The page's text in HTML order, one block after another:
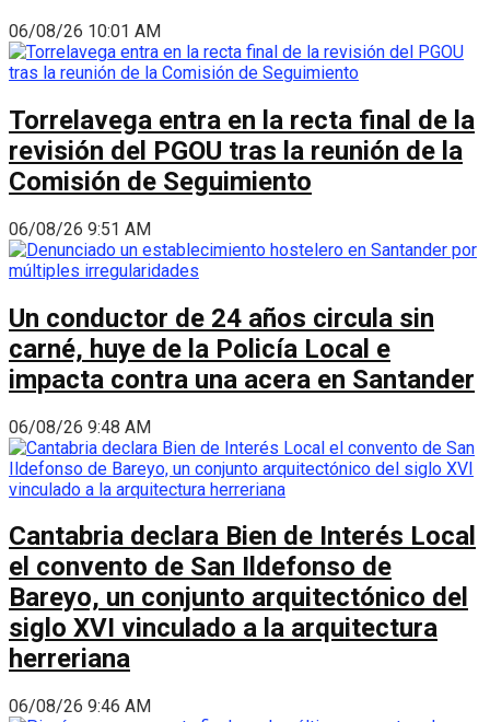
06/08/26 10:01 AM
Torrelavega entra en la recta final de la
revisión del PGOU tras la reunión de la
Comisión de Seguimiento
06/08/26 9:51 AM
Un conductor de 24 años circula sin
carné, huye de la Policía Local e
impacta contra una acera en Santander
06/08/26 9:48 AM
Cantabria declara Bien de Interés Local
el convento de San Ildefonso de
Bareyo, un conjunto arquitectónico del
siglo XVI vinculado a la arquitectura
herreriana
06/08/26 9:46 AM